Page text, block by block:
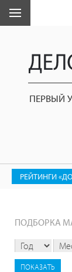
ПЕРВЫЙ
РЕЙТИНГИ
ПОДБОРКА